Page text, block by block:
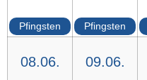
Pfingsten Pfingsten
08.06. 09.06.